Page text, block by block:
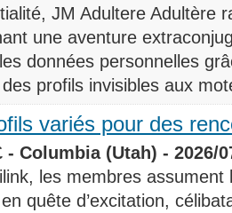
JM Adultere Adultère
une aventure
données personnelles
profils invisibles aux
variés pour des
- Columbia (Utah) - 2026/
les membres
quête d’excitation,